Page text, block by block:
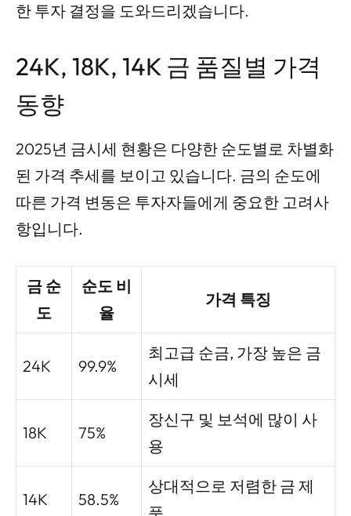
한 투자 결정을 도와드리겠습니다.
24K, 18K, 14K 금 품질별 가격
동향
2025년 금시세 현황은 다양한 순도별로 차별화
된 가격 추세를 보이고 있습니다. 금의 순도에
따른 가격 변동은 투자자들에게 중요한 고려사
항입니다.
금 순
도
순도 비
율
가격 특징
24K 99.9%
최고급 순금, 가장 높은 금
시세
18K 75%
장신구 및 보석에 많이 사
용
14K 58.5%
상대적으로 저렴한 금 제